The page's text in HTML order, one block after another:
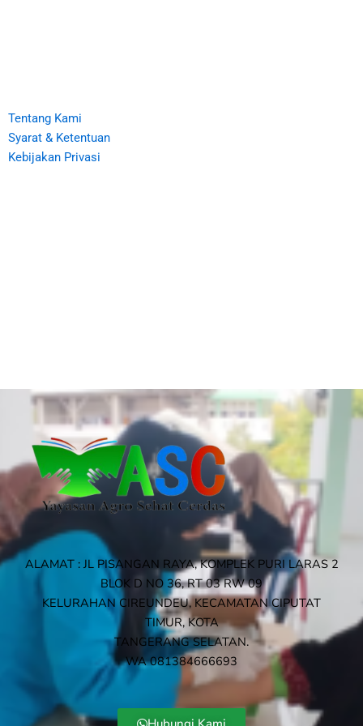
Tentang Kami
Syarat & Ketentuan
Kebijakan Privasi
ALAMAT : JL PISANGAN RAYA, KOMPLEK PURI LARAS 2
BLOK D NO 36, RT 03 RW 09
KELURAHAN CIREUNDEU, KECAMATAN CIPUTAT
TIMUR, KOTA
TANGERANG SELATAN.
WA 081384666693